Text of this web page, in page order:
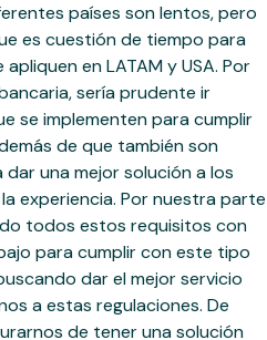
países son lentos, pero
es cuestión de tiempo para
en LATAM y USA. Por
sería prudente ir
se implementen para cumplir
de que también son
una mejor solución a los
experiencia. Por nuestra parte
todos estos requisitos con
para cumplir con este tipo
dar el mejor servicio
a estas regulaciones. De
de tener una solución